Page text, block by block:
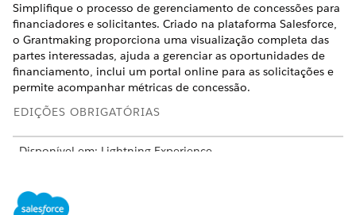
Simplifique o processo de gerenciamento de concessões para
financiadores e solicitantes. Criado na plataforma Salesforce,
o Grantmaking proporciona uma visualização completa das
partes interessadas, ajuda a gerenciar as oportunidades de
financiamento, inclui um portal online para as solicitações e
permite acompanhar métricas de concessão.
EDIÇÕES OBRIGATÓRIAS
Disponível em: Lightning Experience
Soluções do setor público.
edição.